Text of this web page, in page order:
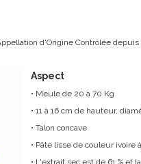
d'Origine Contrôlée depuis
Aspect
• Meule de 20 à 70 Kg
• 11 à 16 cm de hauteur,
• Talon concave
• Pâte lisse de couleur ivoire
• L'extrait sec est de 61 % et